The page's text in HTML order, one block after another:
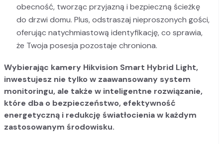
obecność, tworząc przyjazną i bezpieczną ścieżkę
do drzwi domu. Plus, odstraszaj nieproszonych gości,
oferując natychmiastową identyfikację, co sprawia,
że Twoja posesja pozostaje chroniona.
Wybierając kamery Hikvision Smart Hybrid Light,
inwestujesz nie tylko w zaawansowany system
monitoringu, ale także w inteligentne rozwiązanie,
które dba o bezpieczeństwo, efektywność
energetyczną i redukcję światłocienia w każdym
zastosowanym środowisku.